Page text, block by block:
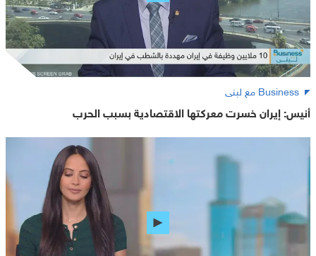
Business مع لبنى
أنيس: إيران خسرت معركتها الاقتصادية بسبب الحرب